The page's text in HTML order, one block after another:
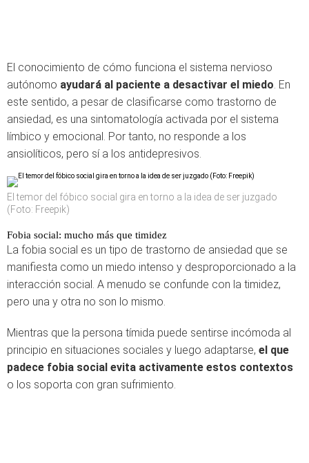
El conocimiento de cómo funciona el sistema nervioso
autónomo ayudará al paciente a desactivar el miedo. En
este sentido, a pesar de clasificarse como trastorno de
ansiedad, es una sintomatología activada por el sistema
límbico y emocional. Por tanto, no responde a los
ansiolíticos, pero sí a los antidepresivos.
El temor del fóbico social gira en torno a la idea de ser juzgado
(Foto: Freepik)
Fobia social: mucho más que timidez
La fobia social es un tipo de trastorno de ansiedad que se
manifiesta como un miedo intenso y desproporcionado a la
interacción social. A menudo se confunde con la timidez,
pero una y otra no son lo mismo.
Mientras que la persona tímida puede sentirse incómoda al
principio en situaciones sociales y luego adaptarse, el que
padece fobia social evita activamente estos contextos
o los soporta con gran sufrimiento.